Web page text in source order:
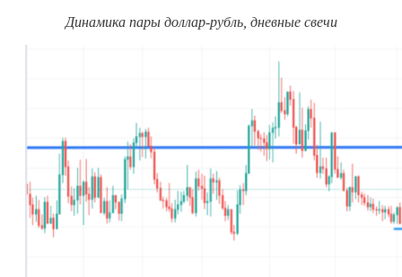
Динамика пары доллар-рубль, дневные свечи